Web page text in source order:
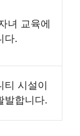
녀 교육에
다.
티 시설이
발합니다.